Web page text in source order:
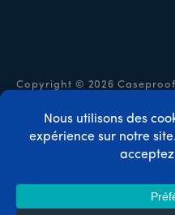
Copyright © 2026
Politique de confidentialité /
générales d'utilisation
promo MemberPress